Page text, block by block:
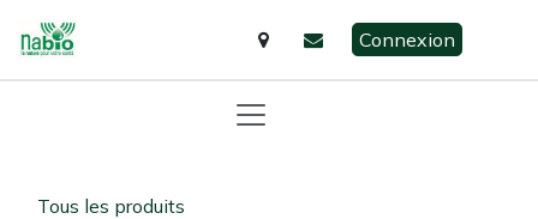
Connexion
Tous les produits